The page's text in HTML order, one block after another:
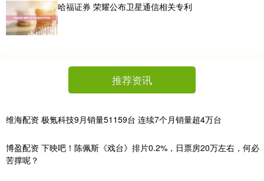
哈福证券 荣耀公布卫星通信相关专利
推荐资讯
维海配资 极氪科技9月销量51159台 连续7个月销量超4万台
博盈配资 下映吧！陈佩斯《戏台》排片0.2%，日票房20万左右，何必
苦撑呢？